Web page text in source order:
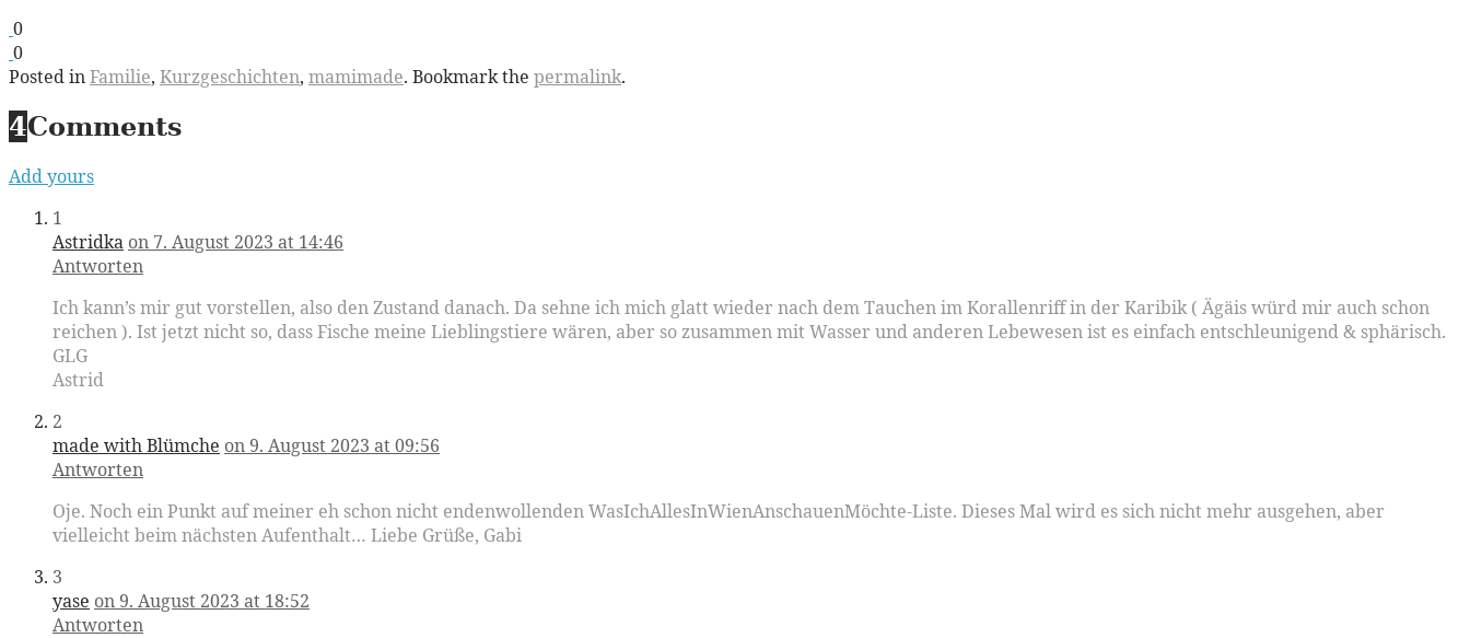
0
0
Posted inFamilie, Kurzgeschichten, mamimade. Bookmark the permalink.
4Comments
Add yours
1
Astridka on 7. August 2023 at 14:46
Antworten
Ich kann’s mir gut vorstellen, also den Zustand danach. Da sehne ich mich glatt wieder nach dem Tauchen im Korallenriff in der Karibik ( Ägäis würd mir auch schon
reichen ). Ist jetzt nicht so, dass Fische meine Lieblingstiere wären, aber so zusammen mit Wasser und anderen Lebewesen ist es einfach entschleunigend & sphärisch.
GLG
Astrid
2
made with Blümche on 9. August 2023 at 09:56
Antworten
Oje. Noch ein Punkt auf meiner eh schon nicht endenwollenden WasIchAllesInWienAnschauenMöchte-Liste. Dieses Mal wird es sich nicht mehr ausgehen, aber
vielleicht beim nächsten Aufenthalt… Liebe Grüße, Gabi
3
yase on 9. August 2023 at 18:52
Antworten